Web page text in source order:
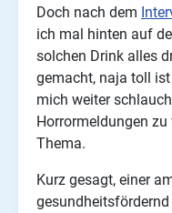
Doch nach dem
ich mal hinten auf
solchen Drink alles
gemacht, naja toll
mich weiter
Horrormeldungen
Thema.
Kurz gesagt, einer